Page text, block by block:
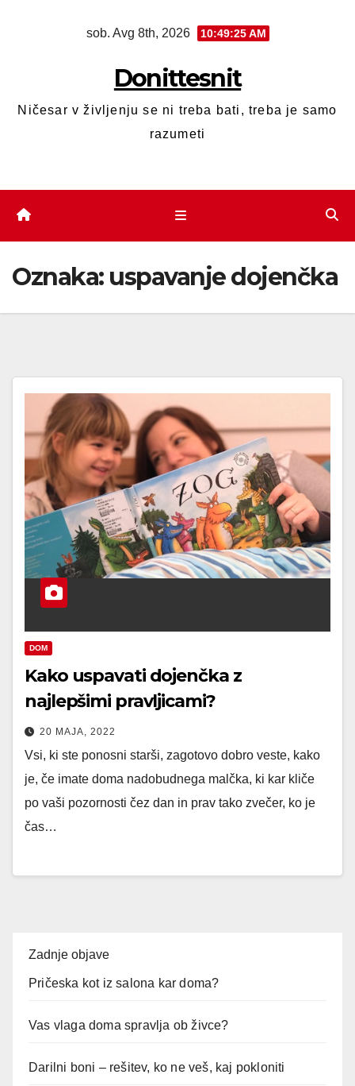
sob. Avg 8th, 2026 10:49:25 AM
Donittesnit
Ničesar v življenju se ni treba bati, treba je samo
razumeti
Oznaka: uspavanje dojenčka
DOM
Kako uspavati dojenčka z
najlepšimi pravljicami?
20 MAJA, 2022
Vsi, ki ste ponosni starši, zagotovo dobro veste, kako
je, če imate doma nadobudnega malčka, ki kar kliče
po vaši pozornosti čez dan in prav tako zvečer, ko je
čas…
Zadnje objave
Pričeska kot iz salona kar doma?
Vas vlaga doma spravlja ob živce?
Darilni boni – rešitev, ko ne veš, kaj pokloniti